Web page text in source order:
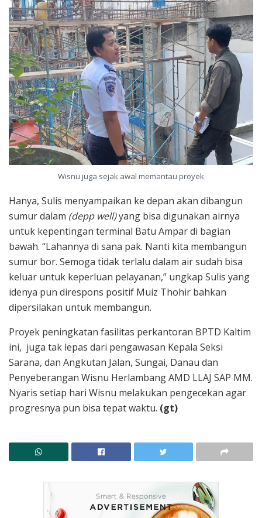
Wisnu juga sejak awal memantau proyek
Hanya, Sulis menyampaikan ke depan akan dibangun
sumur dalam (depp well)yang bisa digunakan airnya
untuk kepentingan terminal Batu Ampar di bagian
bawah. “Lahannya di sana pak. Nanti kita membangun
sumur bor. Semoga tidak terlalu dalam air sudah bisa
keluar untuk keperluan pelayanan,” ungkap Sulis yang
idenya pun direspons positif Muiz Thohir bahkan
dipersilakan untuk membangun.
Proyek peningkatan fasilitas perkantoran BPTD Kaltim
ini, juga tak lepas dari pengawasan Kepala Seksi
Sarana, dan Angkutan Jalan, Sungai, Danau dan
Penyeberangan Wisnu Herlambang AMD LLAJ SAP MM.
Nyaris setiap hari Wisnu melakukan pengecekan agar
progresnya pun bisa tepat waktu. (gt)